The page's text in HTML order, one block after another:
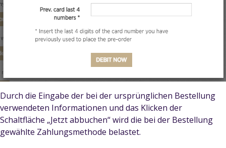
Durch die Eingabe der bei der ursprünglichen Bestellung
verwendeten Informationen und das Klicken der
Schaltfläche „Jetzt abbuchen“ wird die bei der Bestellung
gewählte Zahlungsmethode belastet.